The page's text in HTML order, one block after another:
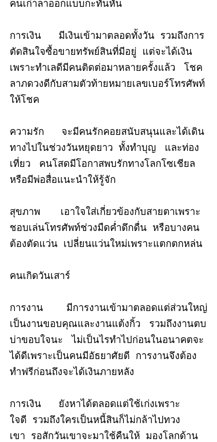
คนเก่าลาออกแบบกะทันหัน
การเงิน มีเงินเข้ามาตลอดทั้งวัน รวมถึงการ
ตัดสินใจซื้อขายทรัพย์สินที่มีอยู่ แต่จะได้เงิน
เพราะทำเลดีมีคนติดต่อมาหลายครั้งแล้ว โชค
ลาภดวงดีกับสามตัวท้ายหมายเลขเบอร์โทรศัพท์
ให้โชค
ความรัก จะมีคนรักคอยสนับสนุนและได้เดิน
ทางไปในช่วงวันหยุดยาว ทั้งทำบุญ และท่อง
เที่ยว คนโสดมีโอกาสพบรักทางโลกโซเชียล
หรือมีพ่อสื่อแนะนำให้รู้จัก
สุขภาพ เอาใจใส่เกี่ยวข้องกับสายตาเพราะ
ชอบเล่นโทรศัพท์ช่วงมืดค่ำดึกดื่น หรือบางคน
ต้องตัดแว่น เปลี่ยนแว่นใหม่เพราะแตกตกหล่น
คนเกิดวันเสาร์
การงาน มีการงานเข้ามาตลอดแต่ส่วนใหญ่
เป็นงานขอบคุณและงานแต้งกิ้ว รวมถึงงานตบ
บ่าขอบใจนะ ไม่เป็นไรทำไปก่อนในอนาคตจะ
ได้ดีเพราะเป็นคนมีอัธยาศัยดี การงานจึงต้อง
ทำฟรีก่อนถึงจะได้เงินภายหลัง
การเงิน ยังหาได้ตลอดแต่ใช้เก่งเพราะ
ใจดี รวมถึงใครเป็นหนี้สินก็ไม่กล้าไปทวง
เขา รอสักวันเขาจะมาใช้คืนให้ มองโลกด้าน